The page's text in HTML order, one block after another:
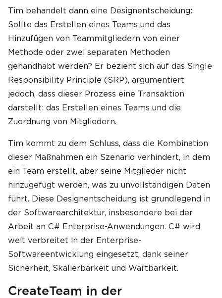
Tim behandelt dann eine Designentscheidung:
Sollte das Erstellen eines Teams und das
Hinzufügen von Teammitgliedern von einer
Methode oder zwei separaten Methoden
gehandhabt werden? Er bezieht sich auf das Single
Responsibility Principle (SRP), argumentiert
jedoch, dass dieser Prozess eine Transaktion
darstellt: das Erstellen eines Teams und die
Zuordnung von Mitgliedern.
Tim kommt zu dem Schluss, dass die Kombination
dieser Maßnahmen ein Szenario verhindert, in dem
ein Team erstellt, aber seine Mitglieder nicht
hinzugefügt werden, was zu unvollständigen Daten
führt. Diese Designentscheidung ist grundlegend in
der Softwarearchitektur, insbesondere bei der
Arbeit an C# Enterprise-Anwendungen. C# wird
weit verbreitet in der Enterprise-
Softwareentwicklung eingesetzt, dank seiner
Sicherheit, Skalierbarkeit und Wartbarkeit.
CreateTeam in der